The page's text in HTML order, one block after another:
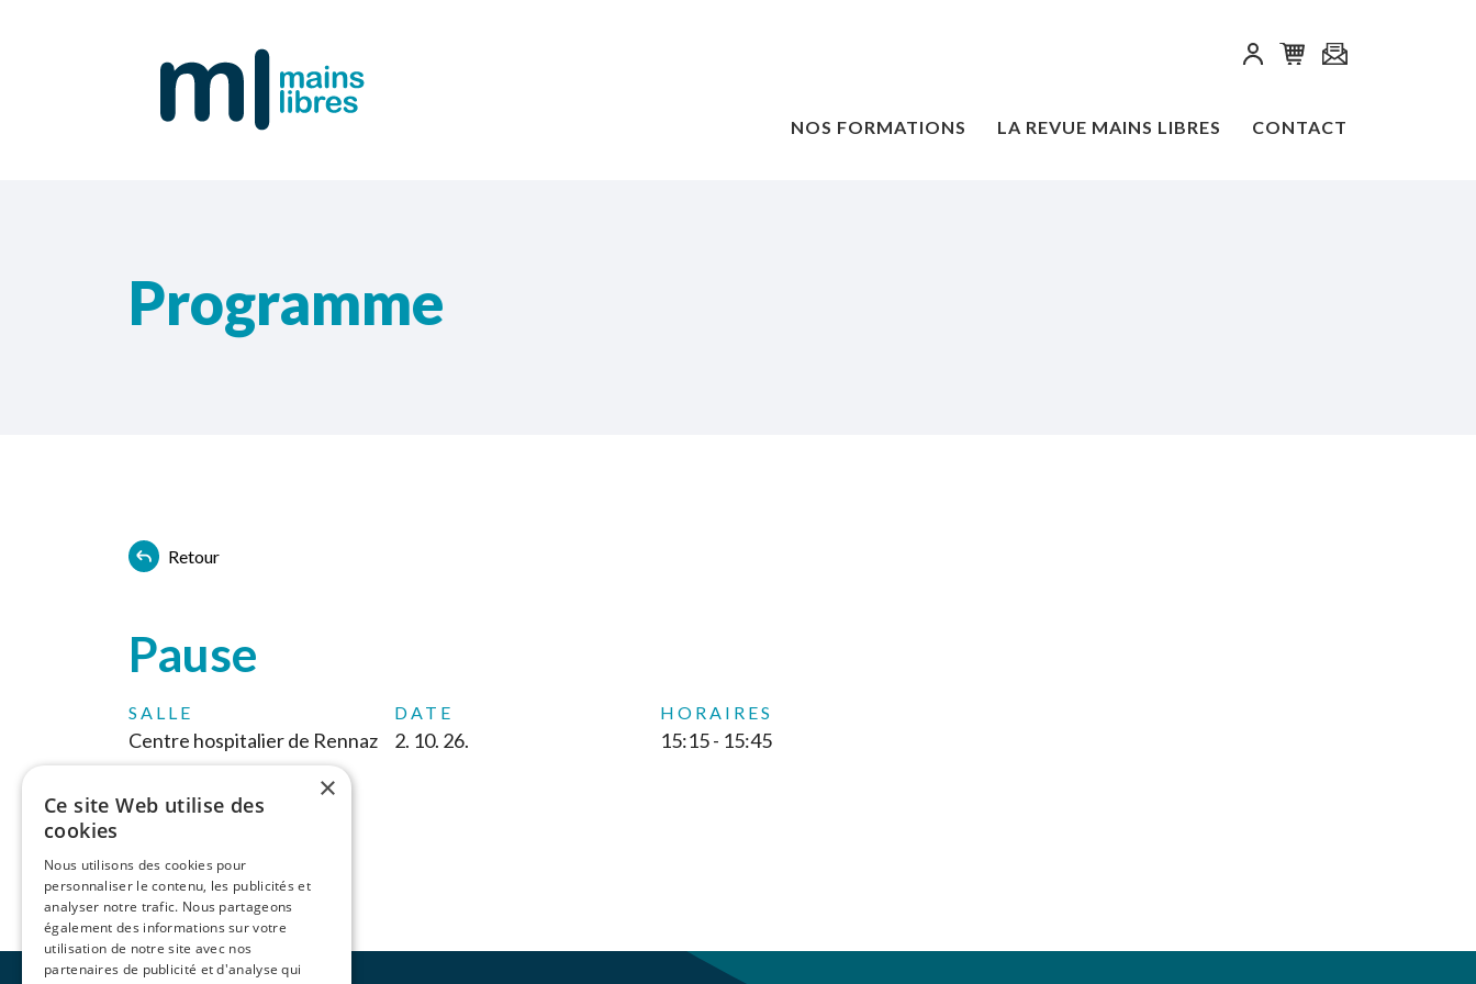
NOS FORMATIONS LA REVUE MAINS LIBRES CONTACT
Programme
Retour
Pause
SALLE
Centre hospitalier de Rennaz
DATE
2. 10. 26.
HORAIRES
15:15 - 15:45
×
Ce site Web utilise des
cookies
Nous utilisons des cookies pour
personnaliser le contenu, les publicités et
analyser notre trafic. Nous partageons
également des informations sur votre
utilisation de notre site avec nos
partenaires de publicité et d'analyse qui